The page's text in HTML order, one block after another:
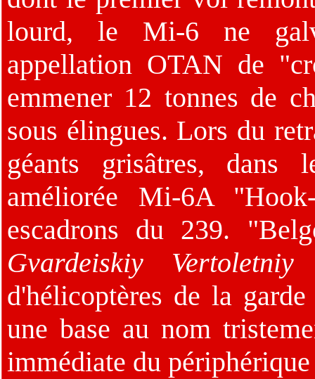
lourd, le Mi-6 ne
appellation OTAN de
emmener 12 tonnes de
sous élingues. Lors du
géants grisâtres, dans
améliorée Mi-6A
escadrons du 239.
Gvardeiskiy
d'hélicoptères de la
une base au nom
immédiate du